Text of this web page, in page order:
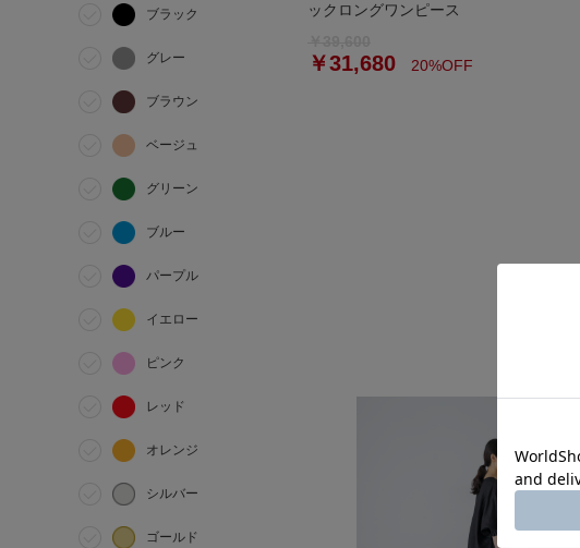
ブラック
グレー
ブラウン
ベージュ
グリーン
ブルー
パープル
イエロー
ピンク
レッド
オレンジ
シルバー
ゴールド
ックロングワンピース
￥31,680 20%OFF